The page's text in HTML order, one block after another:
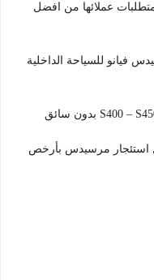
عملائها من افضل
فيانو للسياحة الداخلية
استئجار مرسيدس بأرخص